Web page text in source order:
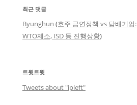
최근 댓글
Byunghun (호주 금연정책 vs 담배기업:
WTO제소, ISD 등 진행상황)
트윗트윗
Tweets about "ipleft"